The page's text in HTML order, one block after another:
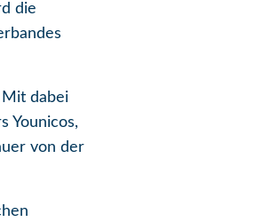
die
dabei
Younicos,
von der